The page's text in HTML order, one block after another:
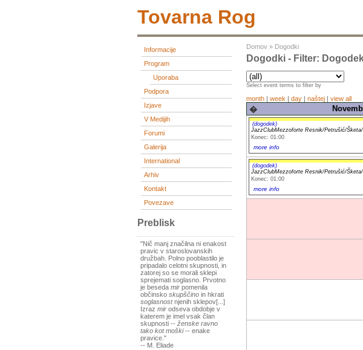
Tovarna Rog
Informacije
Program
Uporaba
Podpora
Izjave
V Medijih
Forumi
Galerija
International
Arhiv
Kontakt
Povezave
Preblisk
"Nič manj značilna ni enakost
pravic v staroslovanskih
družbah. Polno pooblastilo je
pripadalo celotni skupnosti, in
zatorej so se morali sklepi
sprejemati soglasno. Prvotno
je beseda mir pomenila
občinsko skupščino in hkrati
soglasnostnjenih sklepov[...]
Izraz mir odseva obdobje v
katerem je imel vsak član
skupnosti -- ženske ravno
tako kot moški-- enake
pravice."
-- M. Eliade
Domov » Dogodki
Dogodki - Filter:
Select event terms to filter by
month | week | day | naštej | view all
�
(dogodek)
JazzClubMezzoforte Resnik/Petrušić/
Konec: 01:00
more info
(dogodek)
JazzClubMezzoforte Resnik/Petrušić/
Konec: 01:00
more info